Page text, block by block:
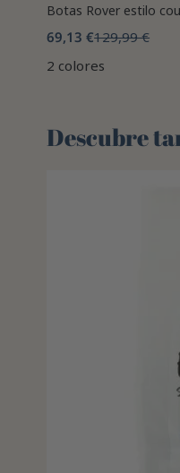
Botas Rover estilo
69,13 €129,99 €
2 colores
Descubre